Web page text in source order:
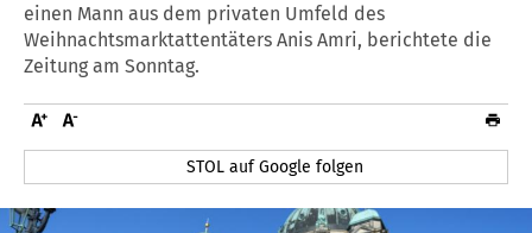
einen Mann aus dem privaten Umfeld des
Weihnachtsmarktattentäters Anis Amri, berichtete die
Zeitung am Sonntag.
STOL auf Google folgen